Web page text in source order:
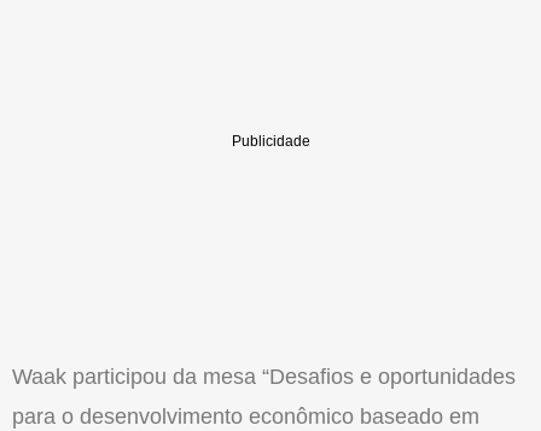
Waak participou da mesa “Desafios e oportunidades
para o desenvolvimento econômico baseado em